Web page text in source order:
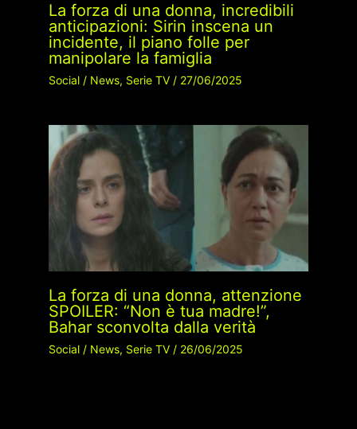
La forza di una donna, incredibili
anticipazioni: Sirin inscena un
incidente, il piano folle per
manipolare la famiglia
Social/ News, Serie TV/ 27/06/2025
La forza di una donna, attenzione
SPOILER: “Non è tua madre!”,
Bahar sconvolta dalla verità
Social/ News, Serie TV/ 26/06/2025